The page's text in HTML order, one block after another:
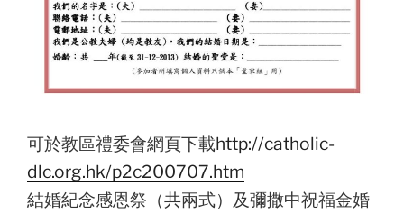
可於教區禮委會網頁下載http://catholic-
dlc.org.hk/p2c200707.htm
結婚紀念感恩祭（共兩式）及彌撒中祝福金婚